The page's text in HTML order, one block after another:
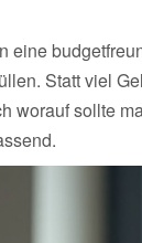
eine
Statt viel
worauf sollte